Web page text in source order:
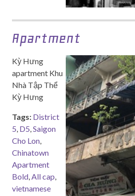
Apartment
Kỳ Hưng
apartment Khu
Nhà Tập Thể
Kỳ Hưng
Tags: District
5, D5,Saigon
Cho Lon,
Chinatown
Apartment
Bold,All cap,
vietnamese